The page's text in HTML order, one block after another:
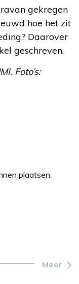
gekregen
hoe het zit
Daarover
geschreven.
Foto’s:
plaatsen.
Meer